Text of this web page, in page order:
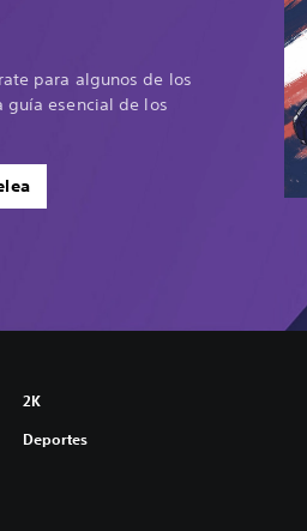
para algunos de los
guía esencial de los
2K
Deportes